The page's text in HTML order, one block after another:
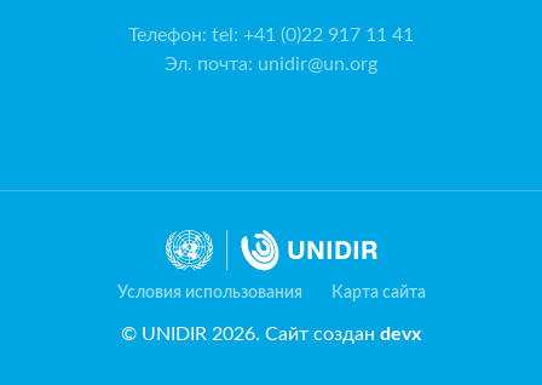
Телефон: tel: +41 (0)22 917 11 41
Эл. почта: unidir@un.org
Условия использования Карта сайта
© UNIDIR 2026. Сайт создан devx